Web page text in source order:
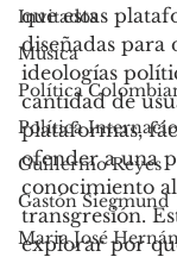
Invitados
Música
Política
Política
Guillermo Reyes
Gastón Siegmund
Maria José
que estas
diseñadas para
ideologías
cantidad de
plataformas,
ofender a una
conocimiento
transgresión.
explorar por